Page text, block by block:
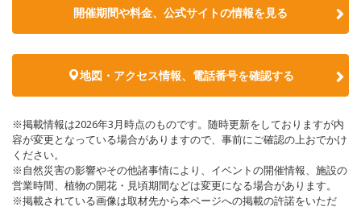
開催期間や料金、公式サイトの情報を見る
地図・アクセス情報、電話番号を確認する
※掲載情報は2026年3月時点のものです。随時更新をしておりますが内
容が変更となっている場合がありますので、事前にご確認の上おでかけ
ください。
※自然災害の影響やその他諸事情により、イベントの開催情報、施設の
営業時間、植物の開花・見頃期間などは変更になる場合があります。
※掲載されている画像は取材先から本ページへの掲載の許諾をいただ